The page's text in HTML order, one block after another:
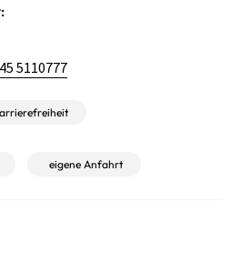
5110777
eigene Anfahrt